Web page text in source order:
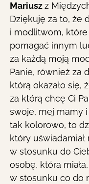
Mariuszz
Dziękuję za to, że
i modlitwom,
pomagać innym
za każdą moją
Panie, również za
którą okazało się,
za którą chcę Ci
swoje, mej mamy i
tak kolorowo, to
który uświadamiał
w stosunku do
osobę, która
w stosunku co do